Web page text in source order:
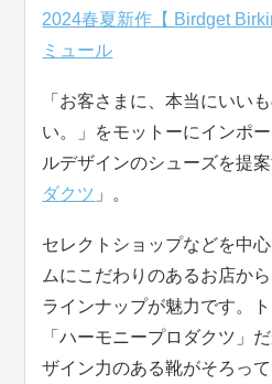
2024春夏新作【 Birdget
ミュール
「お客さまに、本当にいい
い。」をモットーにインポ
ルデザインのシューズを提
ダクツ 」。
セレクトショップなどを中
ムにこだわりのあるお店か
ラインナップが魅力です。
「ハーモニープロダクツ」
ザイン力のある靴がそろっ